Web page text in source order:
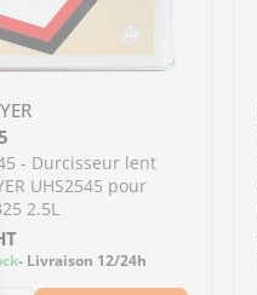
- Durcisseur lent
UHS2545 pour
2.5L
- Livraison 12/24h